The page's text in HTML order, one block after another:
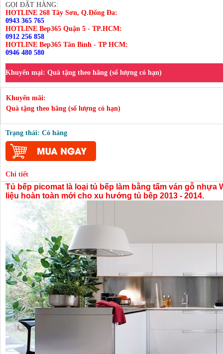
GỌI ĐẶT HÀNG:
HOTLINE 268 Tây Sơn, Q.Đống Đa:
0943 365 765
HOTLINE Bep365 Quận 5 - TP.HCM:
0912 256 858
HOTLINE Bep365 Tân Bình - TP HCM:
0946 480 580
Khuyến mại: Quà tặng theo hãng (số lượng có hạn)
Khuyến mãi:
Quà tặng theo hãng (số lượng có hạn)
Trạng thái: Có hàng
Chi tiết
Tủ bếp picomat là loại tủ bếp làm bằng tấm ván gỗ nhựa
liệu hoàn toàn mới cho xu hướng tủ bêp 2013 - 2014.